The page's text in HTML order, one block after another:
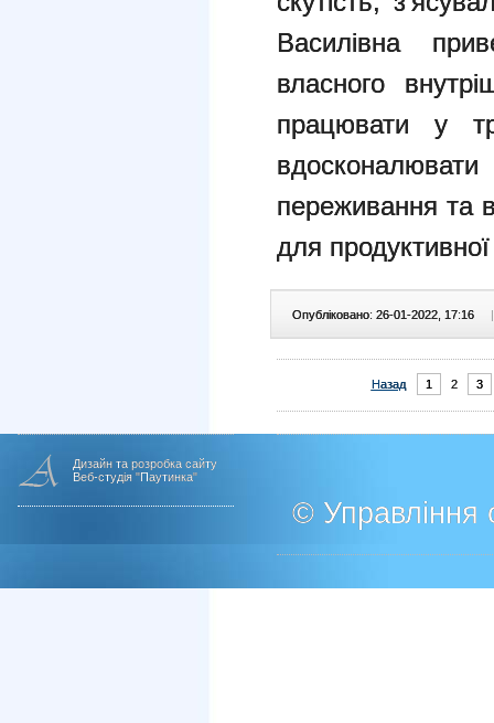
Василівна
власного
працювати у
переживання та
для продуктивної
Опубліковано: 26-01-2022, 17:16 |
Назад 1 2 3
Дизайн та розробка сайту
Веб-студія "Паутинка"
© Управління